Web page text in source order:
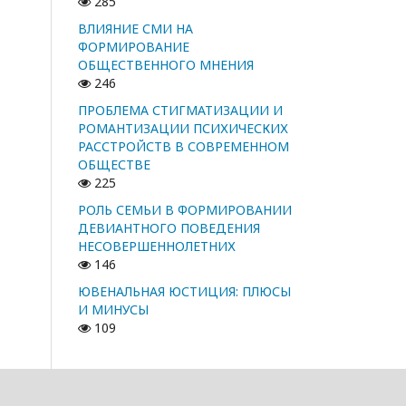
ВЛИЯНИЕ СМИ НА
ФОРМИРОВАНИЕ
ОБЩЕСТВЕННОГО МНЕНИЯ
246
ПРОБЛЕМА СТИГМАТИЗАЦИИ И
РОМАНТИЗАЦИИ ПСИХИЧЕСКИХ
РАССТРОЙСТВ В СОВРЕМЕННОМ
ОБЩЕСТВЕ
225
РОЛЬ СЕМЬИ В ФОРМИРОВАНИИ
ДЕВИАНТНОГО ПОВЕДЕНИЯ
НЕСОВЕРШЕННОЛЕТНИХ
146
ЮВЕНАЛЬНАЯ ЮСТИЦИЯ: ПЛЮСЫ
И МИНУСЫ
109